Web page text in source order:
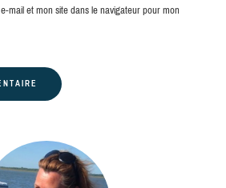
mail et mon site dans le navigateur pour mon